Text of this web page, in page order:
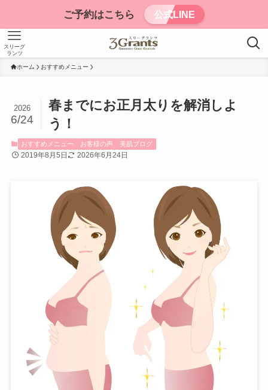
ご予約はこちら 公式LINE
スリーグ
ランツ
ホーム おすすめメニュー
春までにお正月太りを解消しよ
う！
2026
6/24
おすすめメニュー お客様の声 美肌ブログ
2019年8月5日 2026年6月24日